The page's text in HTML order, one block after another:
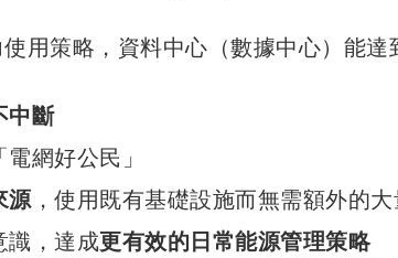
用策略，資料中心（數據中心）能達
中斷
網好公民」
源，使用既有基礎設施而無需額外的大
識，達成更有效的日常能源管理策略